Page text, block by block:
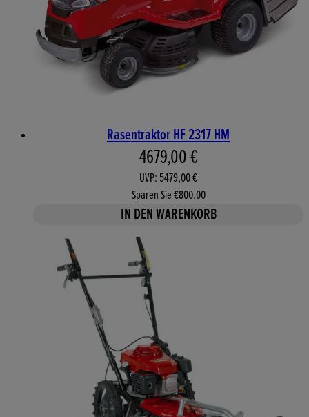
Rasentraktor HF 2317 HM
Aktueller Preis: 4679,00 €.
4679,00 €
UVP: 5479,00 €
Sparen Sie €800.00
IN DEN WARENKORB